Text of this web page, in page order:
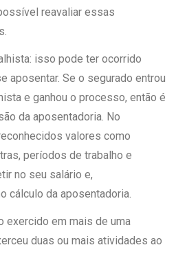
reavaliar essas
isso pode ter ocorrido
aposentar. Se o segurado entrou
e ganhou o processo, então é
da aposentadoria. No
valores como
períodos de trabalho e
no seu salário e,
cálculo da aposentadoria.
exercido em mais de uma
duas ou mais atividades ao